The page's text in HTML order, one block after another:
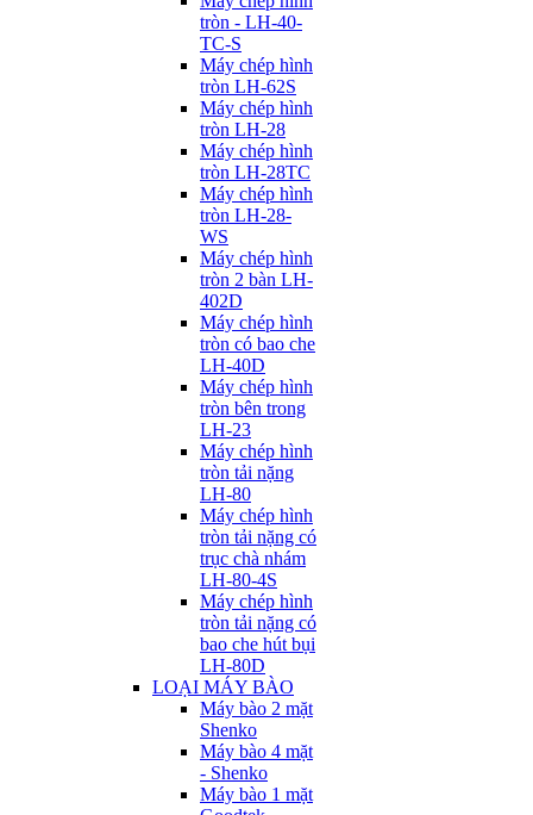
tròn - LH-40-
TC-S
Máy chép hình
tròn LH-62S
Máy chép hình
tròn LH-28
Máy chép hình
tròn LH-28TC
Máy chép hình
tròn LH-28-
WS
Máy chép hình
tròn 2 bàn LH-
402D
Máy chép hình
tròn có bao che
LH-40D
Máy chép hình
tròn bên trong
LH-23
Máy chép hình
tròn tải nặng
LH-80
Máy chép hình
tròn tải nặng có
trục chà nhám
LH-80-4S
Máy chép hình
tròn tải nặng có
bao che hút bụi
LH-80D
LOẠI MÁY BÀO
Máy bào 2 mặt
Shenko
Máy bào 4 mặt
- Shenko
Máy bào 1 mặt